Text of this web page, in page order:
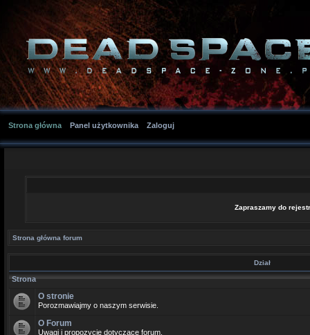
Strona główna Panel użytkownika Zaloguj
Zapraszamy do
Strona główna forum
Dział
Strona
O stronie
Porozmawiajmy o naszym serwisie.
O Forum
Uwagi i propozycje dotyczące forum.